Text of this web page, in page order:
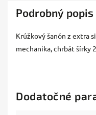
Podrobný popis
Krúžkový šanón z extra
mechanika, chrbát šírky
Dodatočné